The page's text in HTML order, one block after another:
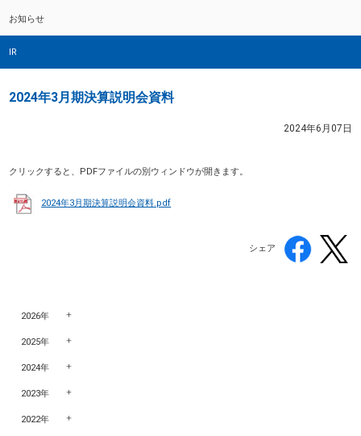
お知らせ
IR
2024年3月期決算説明会資料
2024年6月07日
クリックすると、PDFファイルの別ウィンドウが開きます。
2024年3月期決算説明会資料.pdf
シェア
2026年
2025年
2024年
2023年
2022年